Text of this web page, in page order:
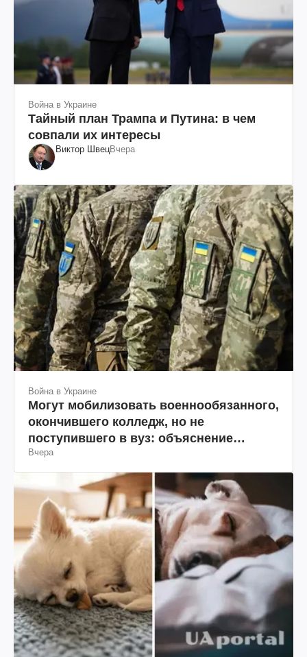
Война в Украине
Тайный план Трампа и Путина: в чем
совпали их интересы
Виктор ШвецВчера
Война в Украине
Могут мобилизовать военнообязанного,
окончившего колледж, но не
поступившего в вуз: объяснение
юриста
Вчера